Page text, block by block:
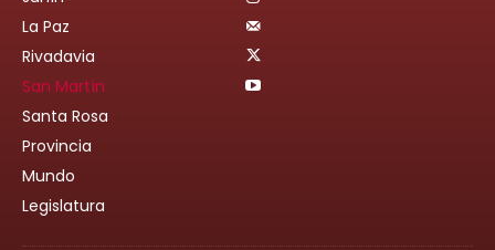
La Paz
Rivadavia
San Martín
Santa Rosa
Provincia
Mundo
Legislatura